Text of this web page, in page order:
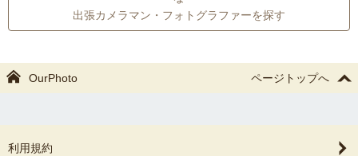
出張カメラマン・フォトグラファーを探す
OurPhoto ページトップへ
利用規約